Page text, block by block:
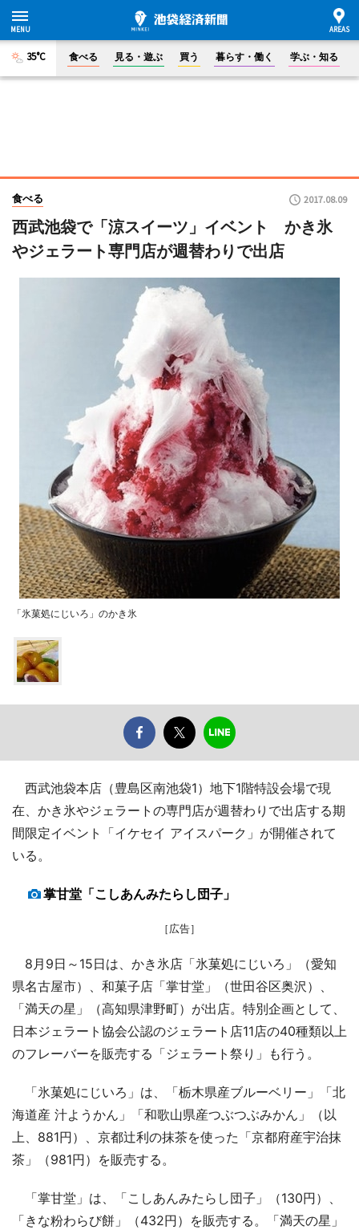
35°C 食べる 見る・遊ぶ 買う 暮らす・働く 学ぶ・知る
食べる 2017.08.09
西武池袋で「涼スイーツ」イベント かき氷
やジェラート専門店が週替わりで出店
「氷菓処にじいろ」のかき氷
西武池袋本店（豊島区南池袋1）地下1階特設会場で現
在、かき氷やジェラートの専門店が週替わりで出店する期
間限定イベント「イケセイ アイスパーク」が開催されて
いる。
掌甘堂「こしあんみたらし団子」
［広告］
8月9日～15日は、かき氷店「氷菓処にじいろ」（愛知
県名古屋市）、和菓子店「掌甘堂」（世田谷区奥沢）、
「満天の星」（高知県津野町）が出店。特別企画として、
日本ジェラート協会公認のジェラート店11店の40種類以上
のフレーバーを販売する「ジェラート祭り」も行う。
「氷菓処にじいろ」は、「栃木県産ブルーベリー」「北
海道産 汁ようかん」「和歌山県産つぶつぶみかん」（以
上、881円）、京都辻利の抹茶を使った「京都府産宇治抹
茶」（981円）を販売する。
「掌甘堂」は、「こしあんみたらし団子」（130円）、
「きな粉わらび餅」（432円）を販売する。「満天の星」